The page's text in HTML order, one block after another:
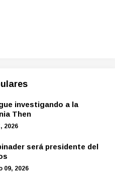
investigando a la
Then
2026
será presidente del
09, 2026